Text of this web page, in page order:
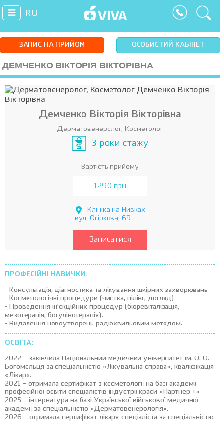
RU
ЗАПИС НА ПРИЙОМ ОСОБИСТИЙ КАБІНЕТ
ДЕМЧЕНКО ВІКТОРІЯ ВІКТОРІВНА
Демченко Вікторія Вікторівна
Дерматовенеролог, Косметолог
3 роки стажу
Вартість прийому
1290 грн
Клініка на Нивках
вул. Огіркова, 69
Записатися
ПРОФЕСІЙНІ НАВИЧКИ:
- Консультація, діагностика та лікування шкірних захворювань
- Косметологічні процедури (чистка, пілінг, догляд)
- Проведення ін’єкційних процедур (біоревіталізація,
мезотерапія, ботулінотерапія).
- Видалення новоутворень радіохвильовим методом.
ОСВІТА:
2022 – закінчила Національний медичний університет ім. О. О.
Богомольця за спеціальністю «Лікувальна справа», кваліфікація
«Лікар».
2021 – отримала сертифікат з косметології на базі академії
професійної освіти спеціалістів індустрії краси «Партнер +»
2025 – інтернатура на базі Української військової медичної
академії за спеціальністю «Дерматовенерологія».
2026 – отримала сертифікат лікаря-спеціаліста за спеціальністю